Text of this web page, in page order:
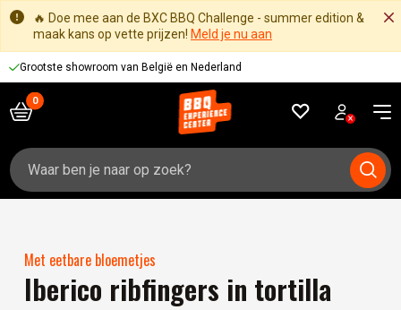
🔥 Doe mee aan de BXC BBQ Challenge - summer edition &
maak kans op vette prijzen! Meld je nu aan
Grootste showroom van België en Nederland
Zoeken
naar:
Met eetbare bloemetjes
Iberico ribfingers in tortilla